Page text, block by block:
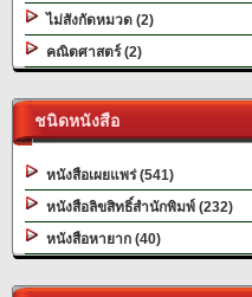
ไม่สังกัดหมวด (2)
คณิตศาสตร์ (2)
ชนิดหนังสือ
หนังสือเผยแพร่ (541)
หนังสือลิขสิทธิ์สำนักพิมพ์ (232)
หนังสือหายาก (40)